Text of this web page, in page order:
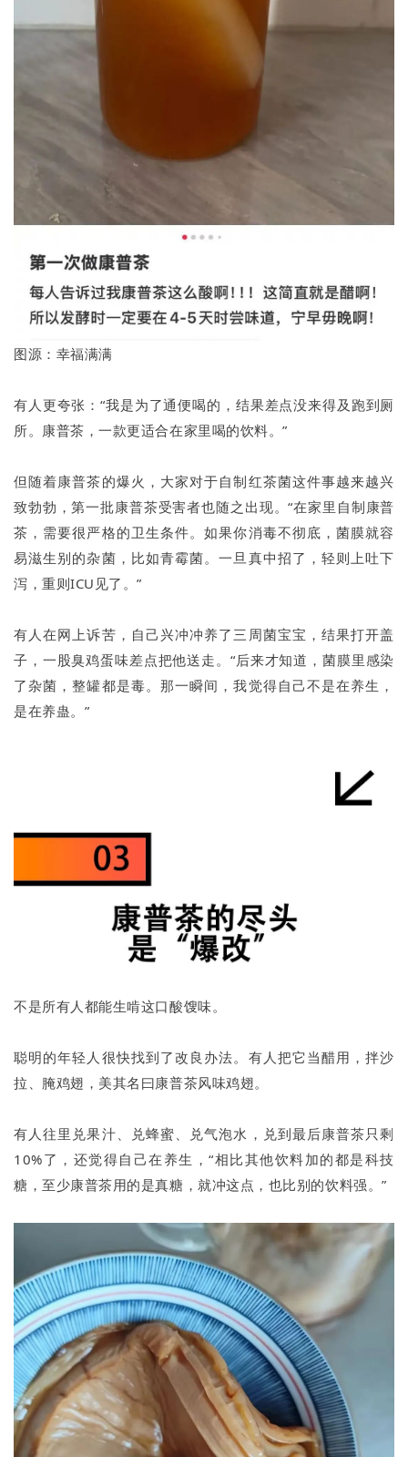
图源：幸福满满
有人更夸张：“我是为了通便喝的，结果差点没来得及跑到厕
所。康普茶，一款更适合在家里喝的饮料。”
但随着康普茶的爆火，大家对于自制红茶菌这件事越来越兴
致勃勃，第一批康普茶受害者也随之出现。“在家里自制康普
茶，需要很严格的卫生条件。如果你消毒不彻底，菌膜就容
易滋生别的杂菌，比如青霉菌。一旦真中招了，轻则上吐下
泻，重则ICU见了。”
有人在网上诉苦，自己兴冲冲养了三周菌宝宝，结果打开盖
子，一股臭鸡蛋味差点把他送走。“后来才知道，菌膜里感染
了杂菌，整罐都是毒。那一瞬间，我觉得自己不是在养生，
是在养蛊。”
不是所有人都能生啃这口酸馊味。
聪明的年轻人很快找到了改良办法。有人把它当醋用，拌沙
拉、腌鸡翅，美其名曰康普茶风味鸡翅。
有人往里兑果汁、兑蜂蜜、兑气泡水，兑到最后康普茶只剩
10%了，还觉得自己在养生，“相比其他饮料加的都是科技
糖，至少康普茶用的是真糖，就冲这点，也比别的饮料强。”